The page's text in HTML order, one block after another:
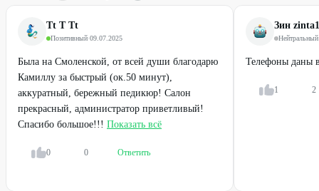
Профи
Японский маникюр + SPA-
1365₽
Профи
Tt T Tt
Позитивный·09.07.2025
Была на Смоленской, от всей души благодарю
Камиллу за быстрый (ок.50 минут),
аккуратный, бережный педикюр! Салон
прекрасный, администратор приветливый!
Спасибо большое!!! Показать всё
0 0 Ответить
Зин
Нейтральный
Телефоны даны
1 2